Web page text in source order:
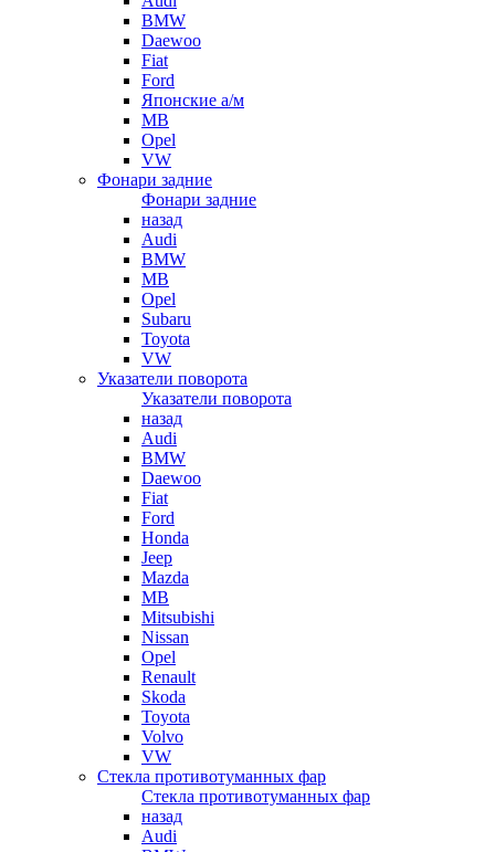
BMW
Daewoo
Fiat
Ford
Японские а/м
MB
Opel
VW
Фонари задние
Фонари задние
назад
Audi
BMW
MB
Opel
Subaru
Toyota
VW
Указатели поворота
Указатели поворота
назад
Audi
BMW
Daewoo
Fiat
Ford
Honda
Jeep
Mazda
MB
Mitsubishi
Nissan
Opel
Renault
Skoda
Toyota
Volvo
VW
Стекла противотуманных фар
Стекла противотуманных фар
назад
Audi